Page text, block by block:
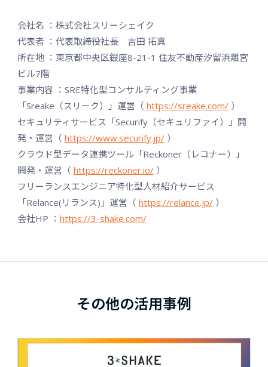
会社名 ：株式会社スリーシェイク
代表者 ：代表取締役社長 吉田 拓真
所在地 ：東京都中央区銀座8-21-1 住友不動産汐留浜離宮
ビル7階
事業内容 ：SRE特化型コンサルティング事業
「Sreake（スリーク）」運営（ https://sreake.com/）
セキュリティサービス「Securify（セキュリファイ）」開
発・運営（ https://www.securify.jp/）
クラウド型データ連携ツール「Reckoner（レコナー）」
開発・運営（ https://reckoner.io/）
フリーランスエンジニア特化型人材紹介サービス
「Relance(リランス)」運営（ https://relance.jp/）
会社HP ： https://3-shake.com/
その他の活用事例